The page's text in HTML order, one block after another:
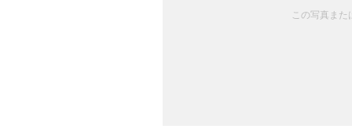
この写真ま